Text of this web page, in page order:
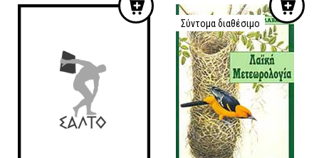
14,63 €. είναι:
13,00 €.
Σύντομα διαθέσιμο